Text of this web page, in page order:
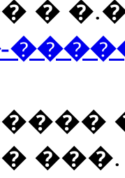
�
���.